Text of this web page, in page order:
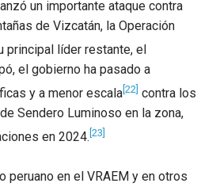
un importante ataque contra
de Vizcatán, la Operación
principal líder restante, el
el gobierno ha pasado a
y a menor escala [22] contra los
Sendero Luminoso en la zona,
en 2024. [23]
peruano en el VRAEM y en otros